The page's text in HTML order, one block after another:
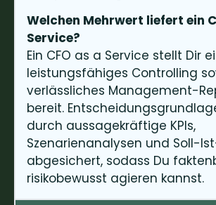
Welchen Mehrwert liefert ein
Service?
Ein CFO as a Service stellt Dir
leistungsfähiges Controlling
verlässliches Management-
bereit.
durch aussagekräftige KPIs,
Szenarienanalysen und Soll-
abgesichert, sodass Du
risikobewusst agieren kannst.